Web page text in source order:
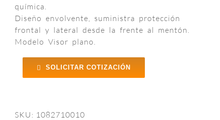
química.
Diseño envolvente, suministra protección
frontal y lateral desde la frente al mentón.
Modelo Visor plano.
SOLICITAR COTIZACIÓN
SKU: 1082710010